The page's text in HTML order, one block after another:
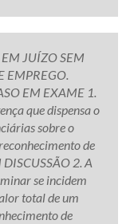
JUÍZO SEM
EMPREGO.
EM EXAME 1.
que dispensa o
sobre o
de
2. A
se incidem
total de um
de